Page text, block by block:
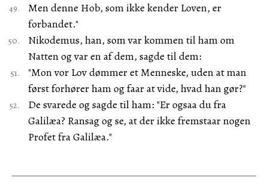
Men denne Hob, som ikke kender Loven, er
forbandet."
Nikodemus, han, som var kommen til ham om
Natten og var en af dem, sagde til dem:
"Mon vor Lov dømmer et Menneske, uden at man
først forhører ham og faar at vide, hvad han gør?"
De svarede og sagde til ham: "Er ogsaa du fra
Galilæa? Ransag og se, at der ikke fremstaar nogen
Profet fra Galilæa."